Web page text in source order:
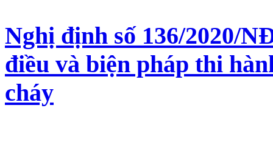
Nghị định số 136/2020/
điều và biện pháp thi
cháy